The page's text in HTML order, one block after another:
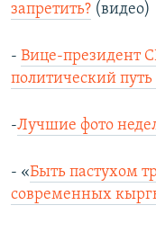
запретить? (видео)
- Вице-президент
политический
-Лучшие фото
- «Быть пастухом
современных